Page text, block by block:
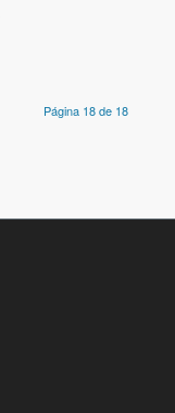
Página 18 de 18